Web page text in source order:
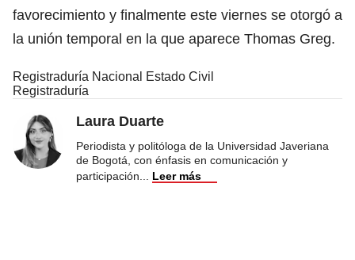
favorecimiento y finalmente este viernes se otorgó a
la unión temporal en la que aparece Thomas Greg.
Registraduría Nacional Estado Civil
Registraduría
Laura Duarte
Periodista y politóloga de la Universidad Javeriana
de Bogotá, con énfasis en comunicación y
participación
Leer más